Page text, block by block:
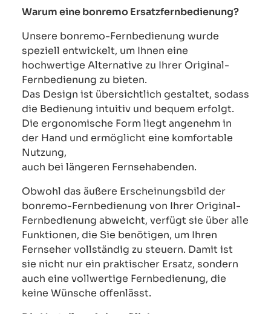
Warum eine bonremo Ersatzfernbedienung?
Unsere bonremo-Fernbedienung wurde
speziell entwickelt, um Ihnen eine
hochwertige Alternative zu Ihrer Original-
Fernbedienung zu bieten.
Das Design ist übersichtlich gestaltet, sodass
die Bedienung intuitiv und bequem erfolgt.
Die ergonomische Form liegt angenehm in
der Hand und ermöglicht eine komfortable
Nutzung,
auch bei längeren Fernsehabenden.
Obwohl das äußere Erscheinungsbild der
bonremo-Fernbedienung von Ihrer Original-
Fernbedienung abweicht, verfügt sie über alle
Funktionen, die Sie benötigen, um Ihren
Fernseher vollständig zu steuern. Damit ist
sie nicht nur ein praktischer Ersatz, sondern
auch eine vollwertige Fernbedienung, die
keine Wünsche offenlässt.